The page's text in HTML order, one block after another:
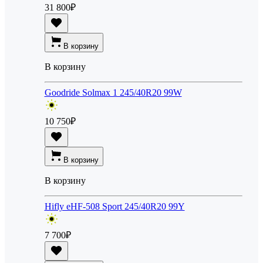
31 800₽
В корзину
В корзину
Goodride Solmax 1 245/40R20 99W
10 750₽
В корзину
В корзину
Hifly eHF-508 Sport 245/40R20 99Y
7 700₽